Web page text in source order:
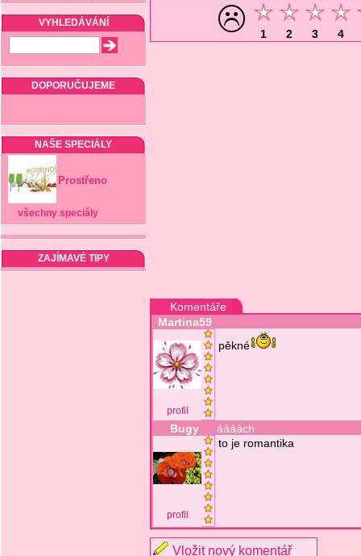
VYHLEDÁVÁNÍ
DOPORUČUJEME
NAŠE SPECIÁLY
Prostřeno
všechny speciály
ZAJÍMAVÉ TIPY
1 2 3 4
Komentáře
Martina59
profil
pěkné
Bugy áááách
profil
to je romantika
Vložit nový komentář